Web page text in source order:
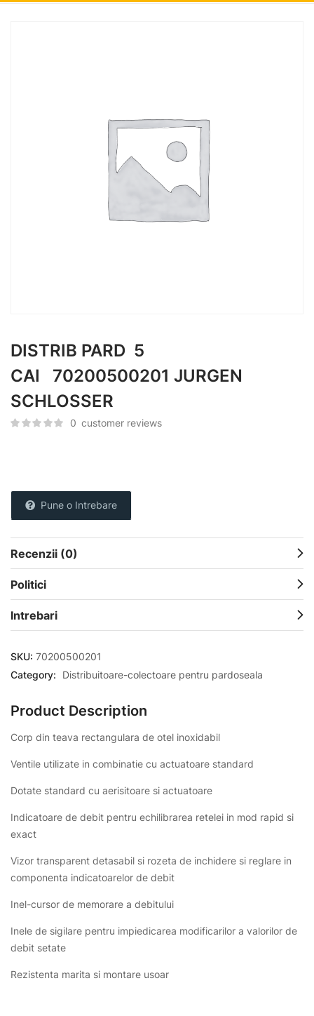
DISTRIB PARD 5
CAI 70200500201 JURGEN
SCHLOSSER
0 customer reviews
Pune o Intrebare
Recenzii (0)
Politici
Intrebari
SKU: 70200500201
Category:
Distribuitoare-colectoare pentru pardoseala
Product Description
Corp din teava rectangulara de otel inoxidabil
Ventile utilizate in combinatie cu actuatoare standard
Dotate standard cu aerisitoare si actuatoare
Indicatoare de debit pentru echilibrarea retelei in mod rapid si
exact
Vizor transparent detasabil si rozeta de inchidere si reglare in
componenta indicatoarelor de debit
Inel-cursor de memorare a debitului
Inele de sigilare pentru impiedicarea modificarilor a valorilor de
debit setate
Rezistenta marita si montare usoar